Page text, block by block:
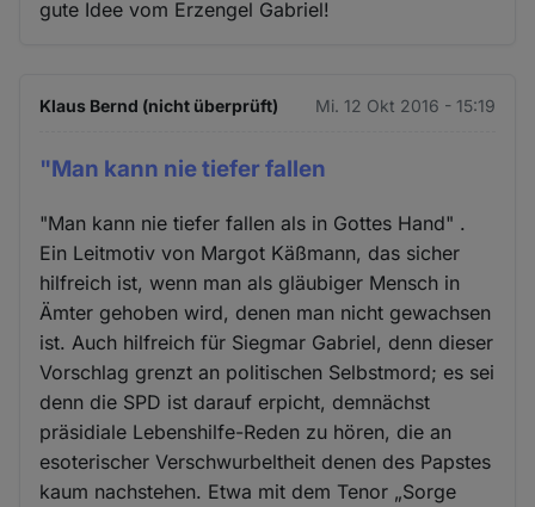
gute Idee vom Erzengel Gabriel!
Klaus Bernd (nicht überprüft) Mi. 12 Okt 2016 - 15:19
"Man kann nie tiefer fallen
"Man kann nie tiefer fallen als in Gottes Hand" .
Ein Leitmotiv von Margot Käßmann, das sicher
hilfreich ist, wenn man als gläubiger Mensch in
Ämter gehoben wird, denen man nicht gewachsen
ist. Auch hilfreich für Siegmar Gabriel, denn dieser
Vorschlag grenzt an politischen Selbstmord; es sei
denn die SPD ist darauf erpicht, demnächst
präsidiale Lebenshilfe-Reden zu hören, die an
esoterischer Verschwurbeltheit denen des Papstes
kaum nachstehen. Etwa mit dem Tenor „Sorge